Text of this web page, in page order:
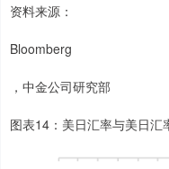
资料来源：
Bloomberg
，中金公司研究部
图表14：美日汇率与美日